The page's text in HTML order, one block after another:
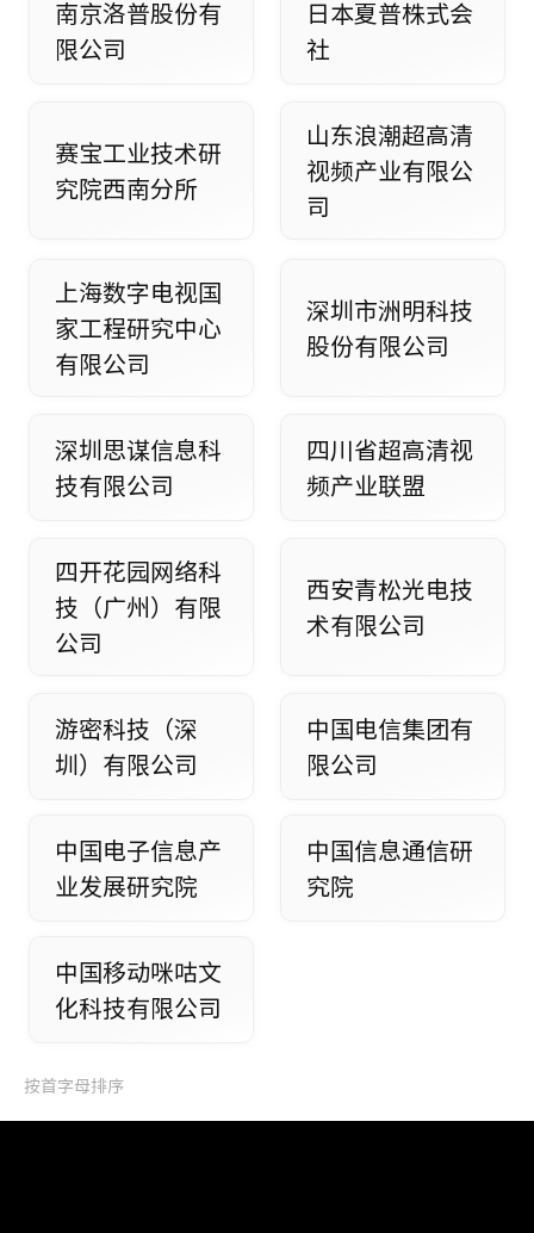
南京洛普股份有
限公司
日本夏普株式会
社
赛宝工业技术研
究院西南分所
山东浪潮超高清
视频产业有限公
司
上海数字电视国
家工程研究中心
有限公司
深圳市洲明科技
股份有限公司
深圳思谋信息科
技有限公司
四川省超高清视
频产业联盟
四开花园网络科
技（广州）有限
公司
西安青松光电技
术有限公司
游密科技（深
圳）有限公司
中国电信集团有
限公司
中国电子信息产
业发展研究院
中国信息通信研
究院
中国移动咪咕文
化科技有限公司
按首字母排序